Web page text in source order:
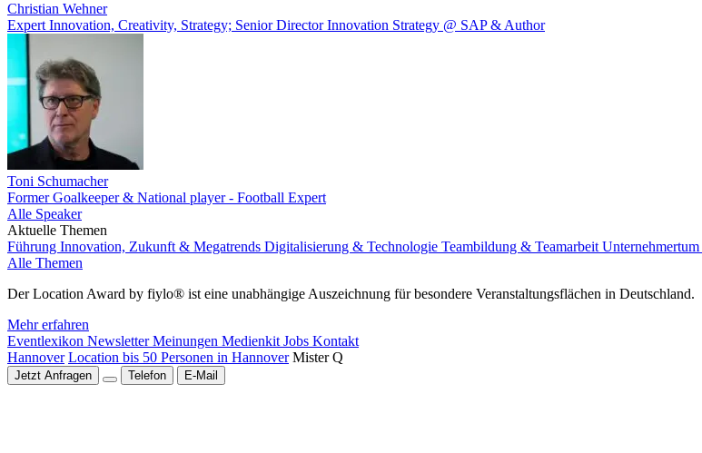
Christian Wehner
Expert Innovation, Creativity, Strategy; Senior Director Innovation Strategy @ SAP & Author
Toni Schumacher
Former Goalkeeper & National player - Football Expert
Alle Speaker
Aktuelle Themen
Führung Innovation, Zukunft & Megatrends Digitalisierung & Technologie Teambildung & Teamarbeit Unternehmertum
Alle Themen
Der Location Award by fiylo® ist eine unabhängige Auszeichnung für besondere Veranstaltungsflächen in Deutschland.
Mehr erfahren
Eventlexikon NewsletterMeinungen Medienkit Jobs Kontakt
Hannover Location bis 50 Personen in Hannover Mister Q
Jetzt Anfragen Telefon E-Mail